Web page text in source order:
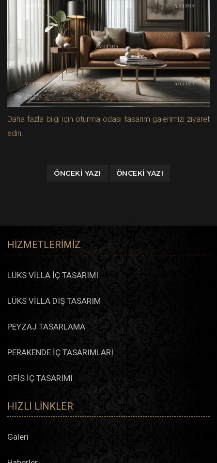
Daha fazla bilgi için oturma odası tasarım galerimizi ziyaret
edin.
ÖNCEKI YAZI ÖNCEKI YAZI
HIZMETLERIMIZ
LÜKS VİLLA İÇ TASARIMI
LÜKS VİLLA DIŞ TASARIM
PEYZAJ TASARLAMA
PERAKENDE İÇ TASARIMLARI
OFİS İÇ TASARIMI
HIZLI LINKLER
Galeri